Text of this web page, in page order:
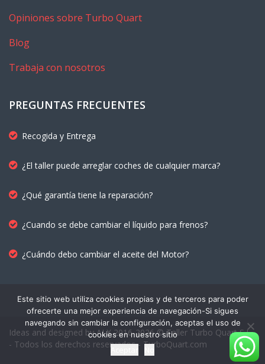
Opiniones sobre Turbo Quart
Blog
Trabaja con nosotros
PREGUNTAS FRECUENTES
Recogida y Entrega
¿El taller puede arreglar coches de cualquier marca?
¿Qué garantía tiene la reparación?
¿Cuando se debe cambiar el líquido para frenos?
¿Cuándo debo cambiar el aceite del Motor?
Ideas and designed by ALX 2016-2026 © Taller Turbo Quart S.L.
- Todos los derechos reservados - TurboQuart.com
Este sitio web utiliza cookies propias y de terceros para poder
ofrecerte una mejor experiencia de navegación-Si sigues
navegando sin cambiar la configuración, aceptas el uso de
cookies en nuestro sitio